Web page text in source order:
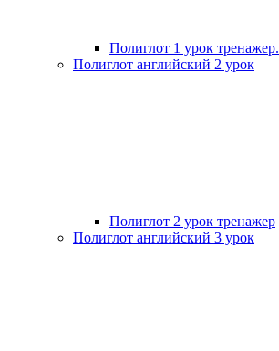
Полиглот 1 урок тренажер.
Полиглот английский 2 урок
Полиглот 2 урок тренажер
Полиглот английский 3 урок